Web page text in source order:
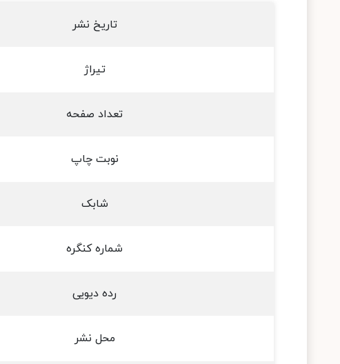
تاریخ نشر
تیراژ
تعداد صفحه
نوبت چاپ
شابک
شماره کنگره
رده دیویی
محل نشر